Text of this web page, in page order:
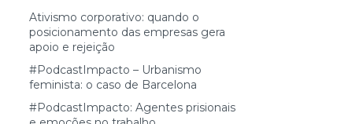
Ativismo corporativo: quando o
posicionamento das empresas gera
apoio e rejeição
#PodcastImpacto – Urbanismo
feminista: o caso de Barcelona
#PodcastImpacto: Agentes prisionais